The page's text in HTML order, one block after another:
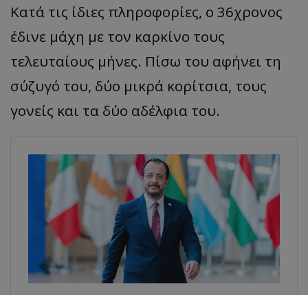
Κατά τις ίδιες πληροφορίες, ο 36χρονος
έδινε μάχη με τον καρκίνο τους
τελευταίους μήνες. Πίσω του αφήνει τη
σύζυγό του, δύο μικρά κορίτσια, τους
γονείς και τα δύο αδέλφια του.